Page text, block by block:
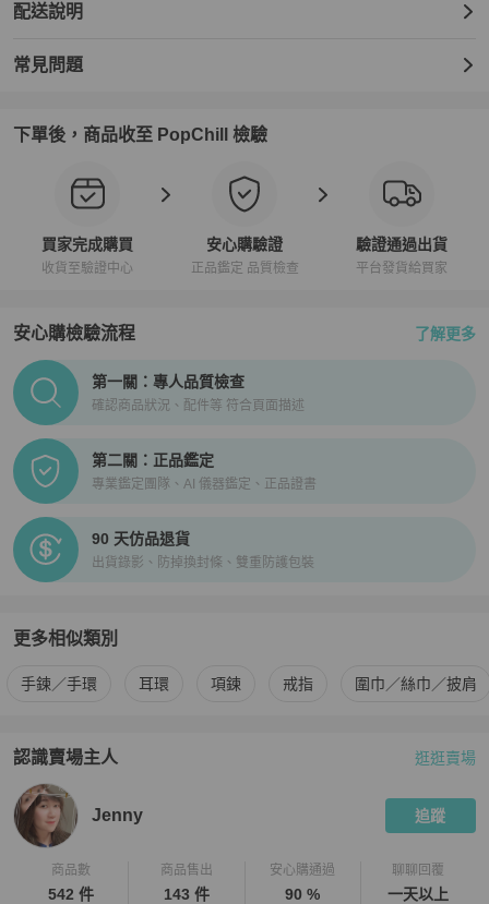
配送說明
常見問題
下單後，商品收至 PopChill 檢驗
買家完成購買
收貨至驗證中心
安心購驗證
正品鑑定 品質檢查
驗證通過出貨
平台發貨給買家
安心購檢驗流程 了解更多
PopChill拍拍圈正品驗證、安心購檢驗流程介紹
第一關：專人品質檢查
確認商品狀況、配件等 符合頁面描述
第二關：正品鑑定
專業鑑定團隊、AI 儀器鑑定、正品證書
90 天仿品退貨
出貨錄影、防掉換封條、雙重防護包裝
更多相似類別
更多女士配件 相似商品推薦
手鍊／手環 耳環 項鍊 戒指 圍巾／絲巾／披肩
認識賣場主人
PopChill 拍拍圈嚴選賣家
逛逛賣場
Jenny 追蹤
商品數
542 件
商品售出
143 件
安心購通過
90 %
聊聊回覆
一天以上